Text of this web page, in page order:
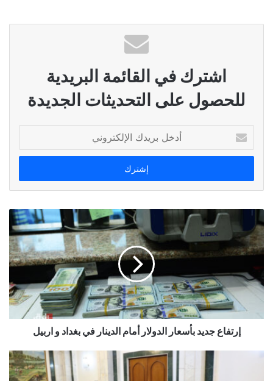
اشترك في القائمة البريدية
للحصول على التحديثات الجديدة
بريدك
الإلكتروني
إرتفاع جديد بأسعار الدولار أمام الدينار في بغداد و اربيل